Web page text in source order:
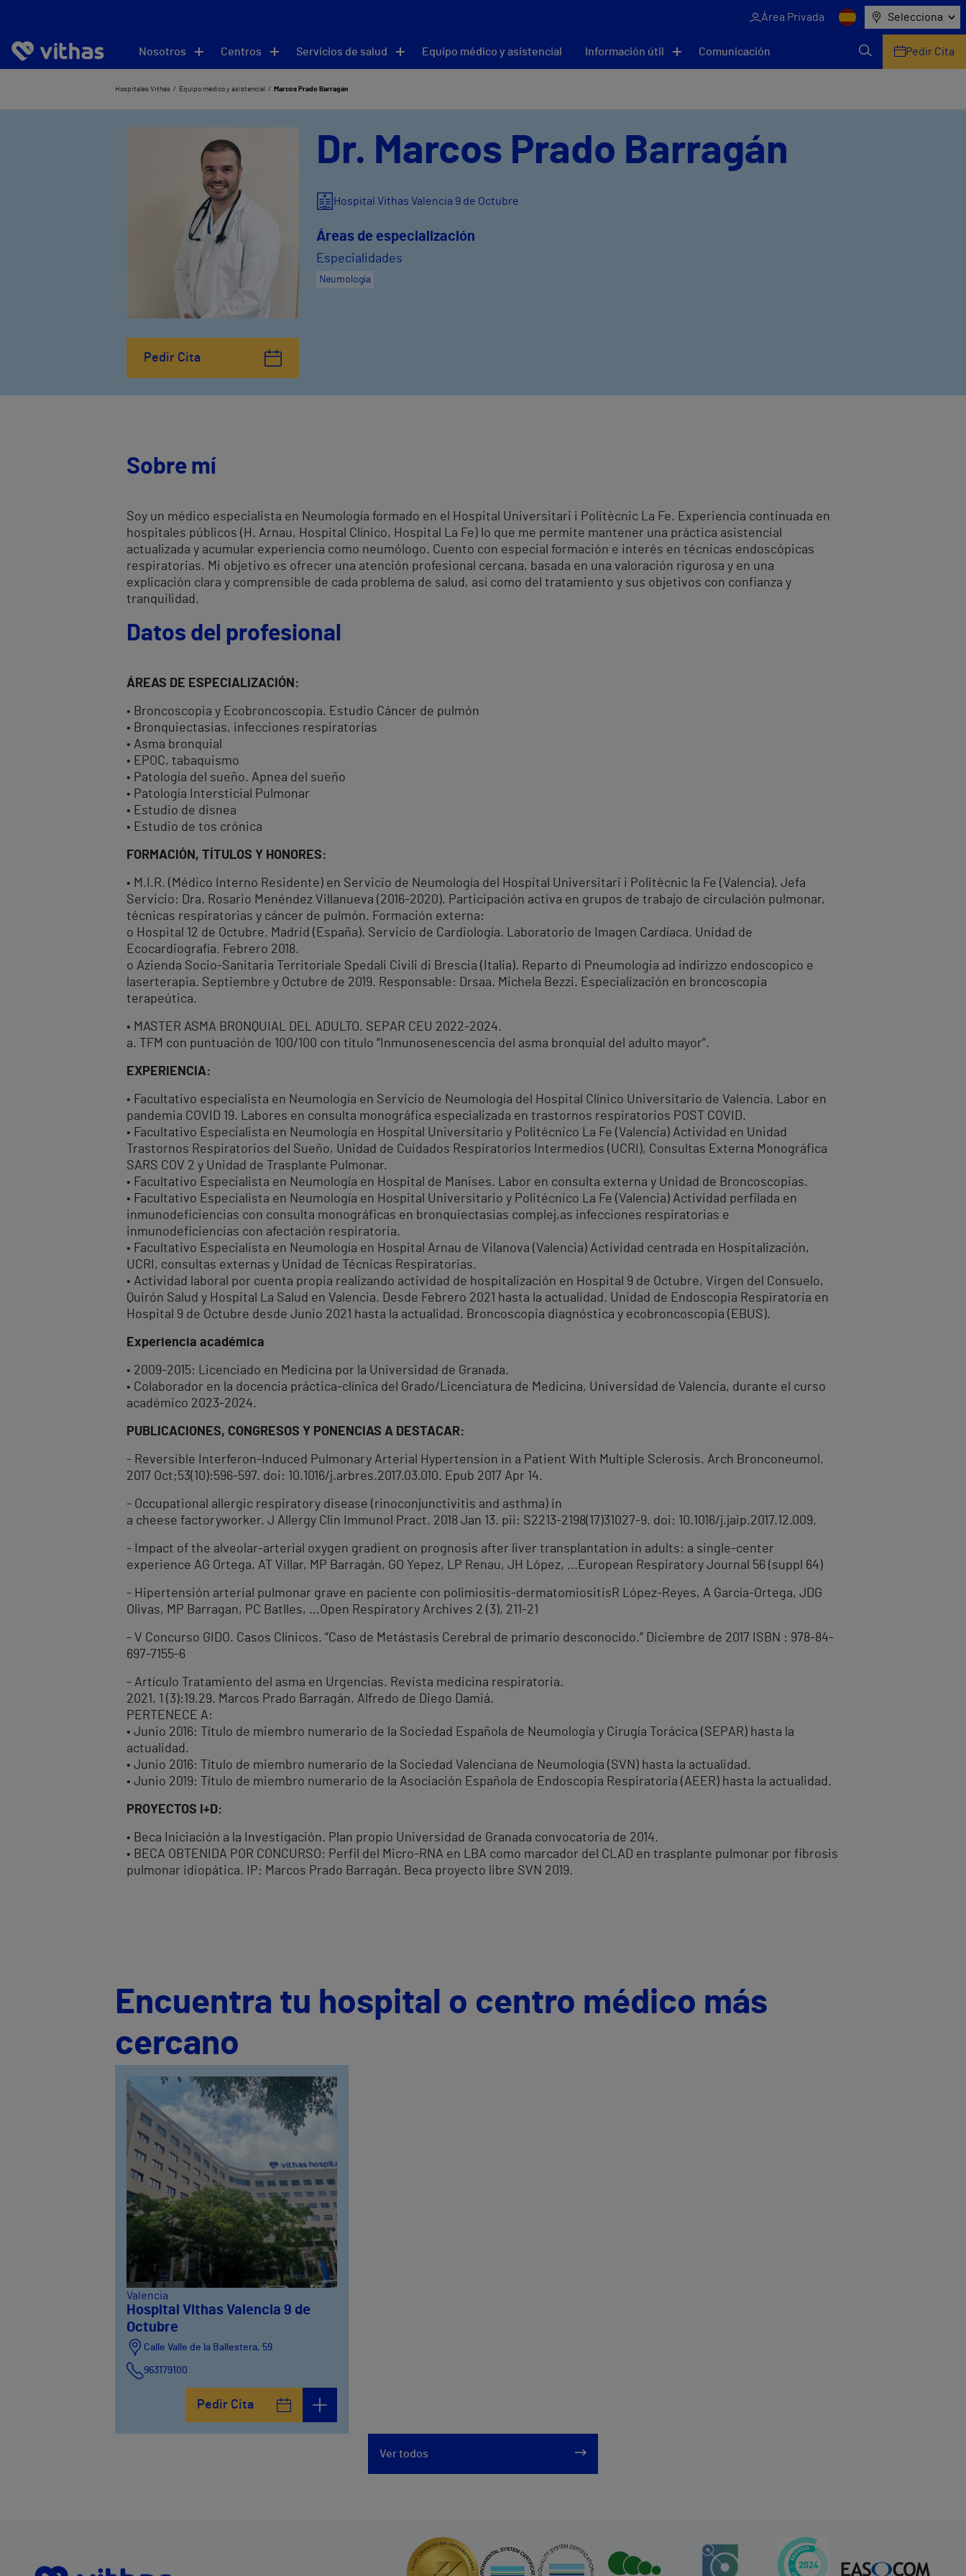
Área Privada Selecciona
Nosotros Centros Servicios de salud Equipo médico y asistencial Información útil Comunicación Pedir Cita
Hospitales Vithas Equipo médico y asistencial Marcos Prado Barragán
Pedir Cita
Dr. Marcos Prado Barragán
Hospital Vithas Valencia 9 de Octubre
Áreas de especialización
Especialidades
Neumología
Sobre mí
Soy un médico especialista en Neumología formado en el Hospital Universitari i Politècnic La Fe. Experiencia continuada en
hospitales públicos (H. Arnau, Hospital Clínico, Hospital La Fe) lo que me permite mantener una práctica asistencial
actualizada y acumular experiencia como neumólogo. Cuento con especial formación e interés en técnicas endoscópicas
respiratorias. Mi objetivo es ofrecer una atención profesional cercana, basada en una valoración rigurosa y en una
explicación clara y comprensible de cada problema de salud, así como del tratamiento y sus objetivos con confianza y
tranquilidad.
Datos del profesional
ÁREAS DE ESPECIALIZACIÓN:
• Broncoscopia y Ecobroncoscopia. Estudio Cáncer de pulmón
• Bronquiectasias, infecciones respiratorias
• Asma bronquial
• EPOC, tabaquismo
• Patología del sueño. Apnea del sueño
• Patología Intersticial Pulmonar
• Estudio de disnea
• Estudio de tos crónica
FORMACIÓN, TÍTULOS Y HONORES:
• M.I.R. (Médico Interno Residente) en Servicio de Neumología del Hospital Universitari i Politècnic la Fe (Valencia). Jefa
Servicio: Dra. Rosario Menéndez Villanueva (2016-2020). Participación activa en grupos de trabajo de circulación pulmonar,
técnicas respiratorias y cáncer de pulmón. Formación externa:
o Hospital 12 de Octubre. Madrid (España). Servicio de Cardiología. Laboratorio de Imagen Cardíaca. Unidad de
Ecocardiografía. Febrero 2018.
o Azienda Socio-Sanitaria Territoriale Spedali Civili di Brescia (Italia). Reparto di Pneumologia ad indirizzo endoscopico e
laserterapia. Septiembre y Octubre de 2019. Responsable: Drsaa. Michela Bezzi. Especialización en broncoscopia
terapeútica.
• MASTER ASMA BRONQUIAL DEL ADULTO. SEPAR CEU 2022-2024.
a. TFM con puntuación de 100/100 con título “Inmunosenescencia del asma bronquial del adulto mayor”.
EXPERIENCIA:
• Facultativo especialista en Neumología en Servicio de Neumología del Hospital Clínico Universitario de Valencia. Labor en
pandemia COVID 19. Labores en consulta monográfica especializada en trastornos respiratorios POST COVID.
• Facultativo Especialista en Neumología en Hospital Universitario y Politécnico La Fe (Valencia) Actividad en Unidad
Trastornos Respiratorios del Sueño, Unidad de Cuidados Respiratorios Intermedios (UCRI), Consultas Externa Monográfica
SARS COV 2 y Unidad de Trasplante Pulmonar.
• Facultativo Especialista en Neumología en Hospital de Manises. Labor en consulta externa y Unidad de Broncoscopias.
• Facultativo Especialista en Neumología en Hospital Universitario y Politécnico La Fe (Valencia) Actividad perfilada en
inmunodeficiencias con consulta monográficas en bronquiectasias complej,as infecciones respiratorias e
inmunodeficiencias con afectación respiratoria.
• Facultativo Especialista en Neumología en Hospital Arnau de Vilanova (Valencia) Actividad centrada en Hospitalización,
UCRI, consultas externas y Unidad de Técnicas Respiratorias.
• Actividad laboral por cuenta propia realizando actividad de hospitalización en Hospital 9 de Octubre, Virgen del Consuelo,
Quirón Salud y Hospital La Salud en Valencia. Desde Febrero 2021 hasta la actualidad. Unidad de Endoscopia Respiratoria en
Hospital 9 de Octubre desde Junio 2021 hasta la actualidad. Broncoscopia diagnóstica y ecobroncoscopia (EBUS).
Experiencia académica
• 2009-2015: Licenciado en Medicina por la Universidad de Granada.
• Colaborador en la docencia práctica-clínica del Grado/Licenciatura de Medicina, Universidad de Valencia, durante el curso
académico 2023-2024.
PUBLICACIONES, CONGRESOS Y PONENCIAS A DESTACAR:
- Reversible Interferon-Induced Pulmonary Arterial Hypertension in a Patient With Multiple Sclerosis. Arch Bronconeumol.
2017 Oct;53(10):596-597. doi: 10.1016/j.arbres.2017.03.010. Epub 2017 Apr 14.
- Occupational allergic respiratory disease (rinoconjunctivitis and asthma) in
a cheese factoryworker. J Allergy Clin Immunol Pract. 2018 Jan 13. pii: S2213-2198(17)31027-9. doi: 10.1016/j.jaip.2017.12.009.
- Impact of the alveolar-arterial oxygen gradient on prognosis after liver transplantation in adults: a single-center
experience AG Ortega, AT Villar, MP Barragán, GO Yepez, LP Renau, JH López, ...European Respiratory Journal 56 (suppl 64)
- Hipertensión arterial pulmonar grave en paciente con polimiositis-dermatomiositisR López-Reyes, A García-Ortega, JDG
Olivas, MP Barragan, PC Batlles, ...Open Respiratory Archives 2 (3), 211-21
- V Concurso GIDO. Casos Clínicos. “Caso de Metástasis Cerebral de primario desconocido.” Diciembre de 2017 ISBN : 978-84-
697-7155-6
- Artículo Tratamiento del asma en Urgencias. Revista medicina respiratoria.
2021, 1 (3):19.29. Marcos Prado Barragán. Alfredo de Diego Damiá.
PERTENECE A:
• Junio 2016: Título de miembro numerario de la Sociedad Española de Neumología y Cirugía Torácica (SEPAR) hasta la
actualidad.
• Junio 2016: Título de miembro numerario de la Sociedad Valenciana de Neumología (SVN) hasta la actualidad.
• Junio 2019: Título de miembro numerario de la Asociación Española de Endoscopia Respiratoria (AEER) hasta la actualidad.
PROYECTOS I+D:
• Beca Iniciación a la Investigación. Plan propio Universidad de Granada convocatoria de 2014.
• BECA OBTENIDA POR CONCURSO: Perfil del Micro-RNA en LBA como marcador del CLAD en trasplante pulmonar por fibrosis
pulmonar idiopática. IP: Marcos Prado Barragán. Beca proyecto libre SVN 2019.
Encuentra tu hospital o centro médico más
cercano
Valencia
Hospital Vithas Valencia 9 de
Octubre
Calle Valle de la Ballestera, 59
963179100
Pedir Cita
Ver todos